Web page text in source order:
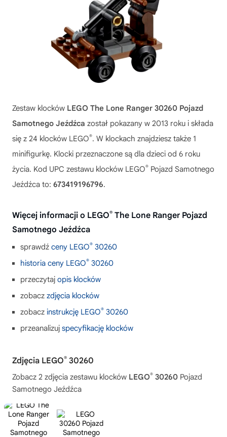
Zestaw klocków LEGO The Lone Ranger 30260 Pojazd
Samotnego Jeźdźca został pokazany w 2013 roku i składa
się z 24 klocków LEGO®. W klockach znajdziesz także 1
minifigurkę. Klocki przeznaczone są dla dzieci od 6 roku
życia. Kod UPC zestawu klocków LEGO® Pojazd Samotnego
Jeźdźca to: 673419196796.
Więcej informacji o LEGO® The Lone Ranger Pojazd
Samotnego Jeźdźca
sprawdź ceny LEGO® 30260
historia ceny LEGO® 30260
przeczytaj opis klocków
zobacz zdjęcia klocków
zobacz instrukcję LEGO® 30260
przeanalizuj specyfikację klocków
Zdjęcia LEGO® 30260
Zobacz 2 zdjęcia zestawu klocków LEGO® 30260 Pojazd
Samotnego Jeźdźca